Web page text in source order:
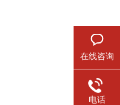
在线咨询
电话